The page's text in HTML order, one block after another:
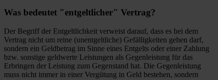
Was bedeutet "entgeltlicher" Vertrag?
Der Begriff der Entgeltlichkeit verweist darauf, dass es bei dem
Vertrag nicht um reine (unentgeltliche) Gefälligkeiten gehen darf,
sondern ein Geldbetrag im Sinne eines Entgelts oder einer Zahlung
bzw. sonstige geldwerte Leistungen als Gegenleistung für das
Erbringen der Leistung zum Gegenstand hat. Die Gegenleistung
muss nicht immer in einer Vergütung in Geld bestehen, sondern